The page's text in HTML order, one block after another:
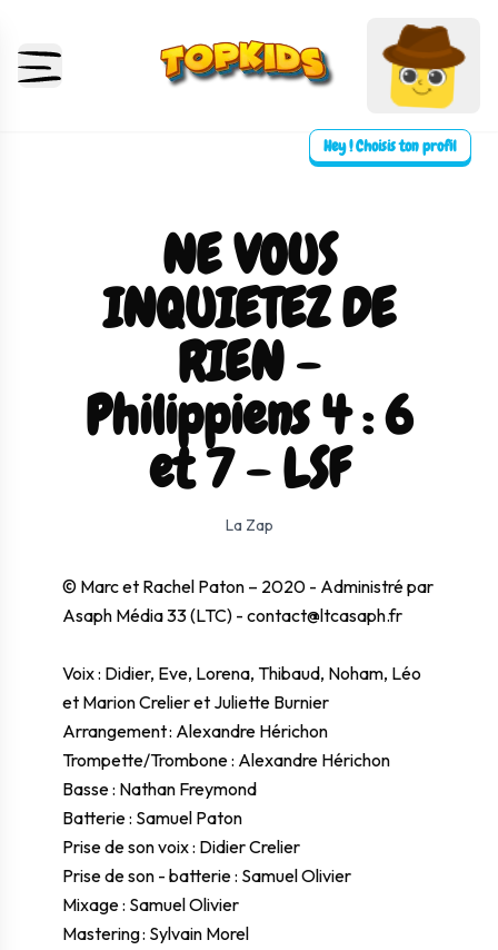
Hey ! Choisis ton profil
NE VOUS
INQUIETEZ DE
RIEN -
Philippiens 4 : 6
et 7 - LSF
La Zap
0:00
© Marc et Rachel Paton – 2020 - Administré par
Asaph Média 33 (LTC) - contact@ltcasaph.fr
Voix : Didier, Eve, Lorena, Thibaud, Noham, Léo
et Marion Crelier et Juliette Burnier
Arrangement : Alexandre Hérichon
Trompette/Trombone : Alexandre Hérichon
Basse : Nathan Freymond
Batterie : Samuel Paton
Prise de son voix : Didier Crelier
Prise de son - batterie : Samuel Olivier
Mixage : Samuel Olivier
Mastering : Sylvain Morel